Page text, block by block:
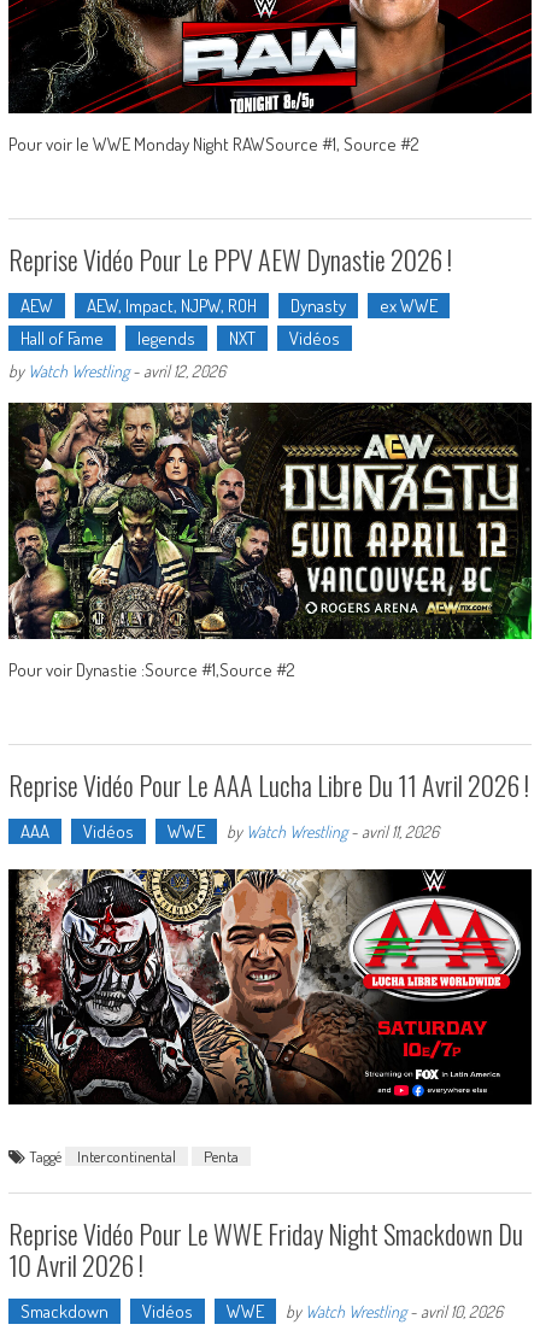
Pour voir le WWE Monday Night RAWSource #1, Source #2
Reprise Vidéo Pour Le PPV AEW Dynastie 2026 !
AEW AEW, Impact, NJPW, ROH Dynasty
ex WWE
Hall of Fame
legends NXT Vidéos
by Watch Wrestling- avril 12, 2026
Pour voir Dynastie :Source #1,Source #2
Reprise Vidéo Pour Le AAA Lucha Libre Du 11 Avril 2026 !
AAA Vidéos WWE by Watch Wrestling- avril 11, 2026
Taggé Intercontinental Penta
Reprise Vidéo Pour Le WWE Friday Night Smackdown Du
10 Avril 2026 !
Smackdown Vidéos WWE by Watch Wrestling- avril 10, 2026